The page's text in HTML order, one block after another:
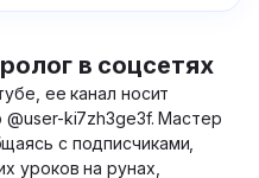
в соцсетях
ее канал носит
@user-ki7zh3ge3f. Мастер
с подписчиками,
уроков на рунах,